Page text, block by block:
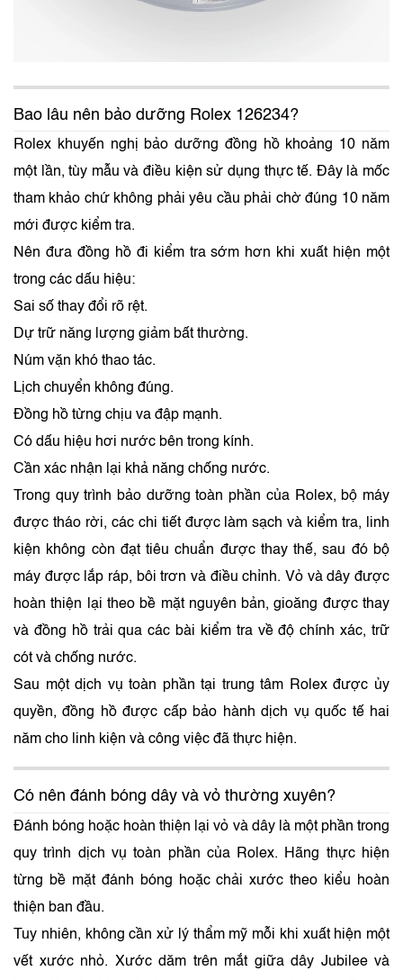
Bao lâu nên bảo dưỡng Rolex 126234?
Rolex khuyến nghị bảo dưỡng đồng hồ khoảng 10 năm
một lần, tùy mẫu và điều kiện sử dụng thực tế. Đây là mốc
tham khảo chứ không phải yêu cầu phải chờ đúng 10 năm
mới được kiểm tra.
Nên đưa đồng hồ đi kiểm tra sớm hơn khi xuất hiện một
trong các dấu hiệu:
Sai số thay đổi rõ rệt.
Dự trữ năng lượng giảm bất thường.
Núm vặn khó thao tác.
Lịch chuyển không đúng.
Đồng hồ từng chịu va đập mạnh.
Có dấu hiệu hơi nước bên trong kính.
Cần xác nhận lại khả năng chống nước.
Trong quy trình bảo dưỡng toàn phần của Rolex, bộ máy
được tháo rời, các chi tiết được làm sạch và kiểm tra, linh
kiện không còn đạt tiêu chuẩn được thay thế, sau đó bộ
máy được lắp ráp, bôi trơn và điều chỉnh. Vỏ và dây được
hoàn thiện lại theo bề mặt nguyên bản, gioăng được thay
và đồng hồ trải qua các bài kiểm tra về độ chính xác, trữ
cót và chống nước.
Sau một dịch vụ toàn phần tại trung tâm Rolex được ủy
quyền, đồng hồ được cấp bảo hành dịch vụ quốc tế hai
năm cho linh kiện và công việc đã thực hiện.
Có nên đánh bóng dây và vỏ thường xuyên?
Đánh bóng hoặc hoàn thiện lại vỏ và dây là một phần trong
quy trình dịch vụ toàn phần của Rolex. Hãng thực hiện
từng bề mặt đánh bóng hoặc chải xước theo kiểu hoàn
thiện ban đầu.
Tuy nhiên, không cần xử lý thẩm mỹ mỗi khi xuất hiện một
vết xước nhỏ. Xước dăm trên mắt giữa dây Jubilee và